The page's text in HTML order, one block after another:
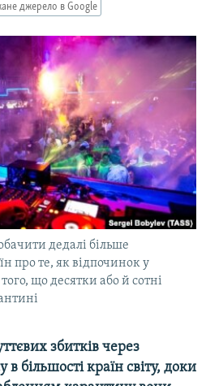
джерело в Google
дедалі більше
про те, як відпочинок у
що десятки або й сотні
збитків через
більшості країн світу, доки